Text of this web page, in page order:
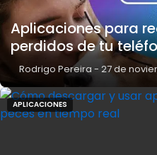
Aplicaciones para
perdidos de tu
Rodrigo Pereira - 27 de
APLICACIONES